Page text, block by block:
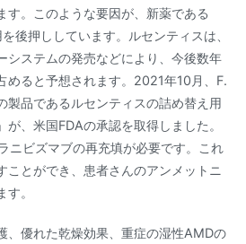
す。このような要因が、新薬である
後押ししています。ルセンティスは、
システムの発売などにより、今後数年
めると予想されます。2021年10月、F.
製品であるルセンティスの詰め替え用
、米国FDAの承認を取得しました。
ニビズマブの再充填が必要です。これ
ことができ、患者さんのアンメットニ
。
、優れた乾燥効果、重症の湿性AMDの